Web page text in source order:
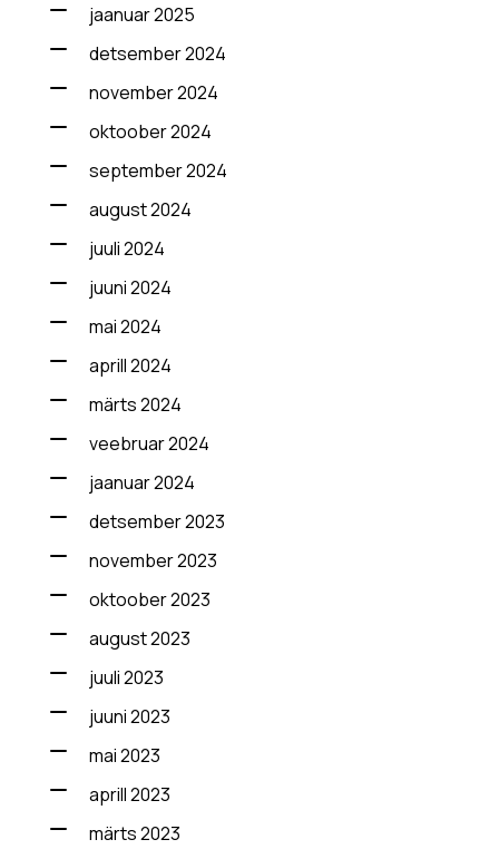
jaanuar 2025
detsember 2024
november 2024
oktoober 2024
september 2024
august 2024
juuli 2024
juuni 2024
mai 2024
aprill 2024
märts 2024
veebruar 2024
jaanuar 2024
detsember 2023
november 2023
oktoober 2023
august 2023
juuli 2023
juuni 2023
mai 2023
aprill 2023
märts 2023